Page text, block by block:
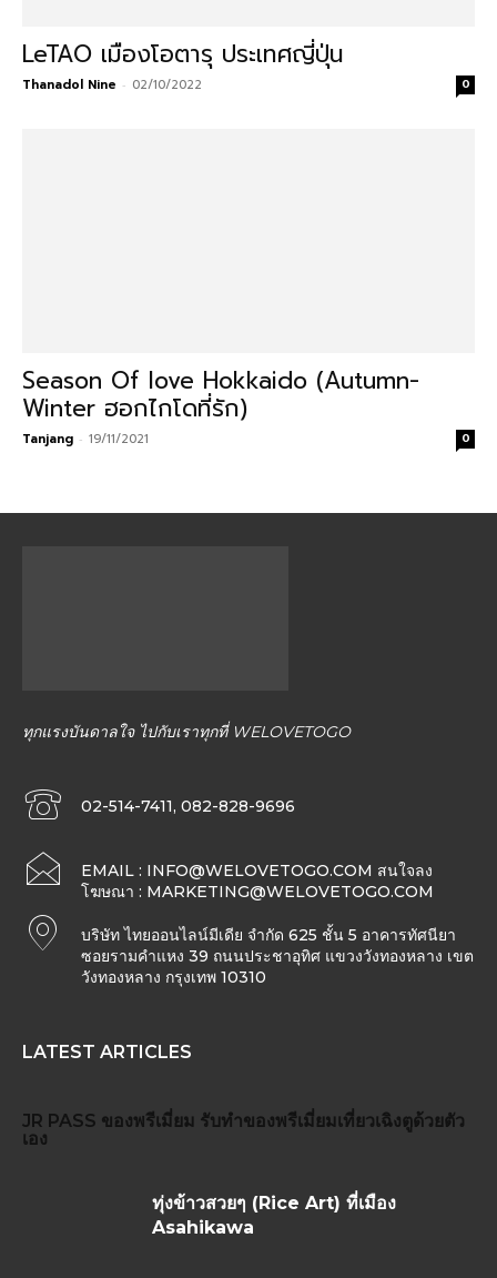
LeTAO เมืองโอตารุ ประเทศญี่ปุ่น
Thanadol Nine - 02/10/2022 0
Season Of love Hokkaido (Autumn-
Winter ฮอกไกโดที่รัก)
Tanjang - 19/11/2021 0
ทุกแรงบันดาลใจ ไปกับเราทุกที่ WELOVETOGO
02-514-7411, 082-828-9696
EMAIL : INFO@WELOVETOGO.COM สนใจลง
โฆษณา : MARKETING@WELOVETOGO.COM
บริษัท ไทยออนไลน์มีเดีย จำกัด 625 ชั้น 5 อาคารทัศนียา
ซอยรามคำแหง 39 ถนนประชาอุทิศ แขวงวังทองหลาง เขต
วังทองหลาง กรุงเทพ 10310
LATEST ARTICLES
JR PASS ของพรีเมี่ยม รับทำของพรีเมี่ยมเที่ยวเฉิงตูด้วยตัว
เอง
ทุ่งข้าวสวยๆ (Rice Art) ที่เมือง
Asahikawa